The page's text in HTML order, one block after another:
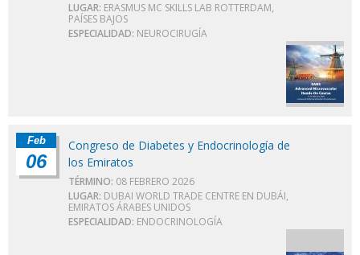
LUGAR: ERASMUS MC SKILLS LAB ROTTERDAM,
PAÍSES BAJOS
ESPECIALIDAD: NEUROCIRUGÍA
Feb
06
Congreso de Diabetes y Endocrinología de
los Emiratos
TÉRMINO: 08 FEBRERO 2026
LUGAR: DUBAI WORLD TRADE CENTRE EN DUBÁI,
EMIRATOS ÁRABES UNIDOS
ESPECIALIDAD: ENDOCRINOLOGÍA